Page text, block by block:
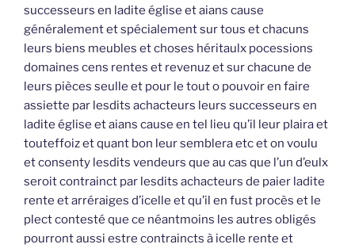
successeurs en ladite église et aians cause
généralement et spécialement sur tous et chacuns
leurs biens meubles et choses héritaulx pocessions
domaines cens rentes et revenuz et sur chacune de
leurs pièces seulle et pour le tout o pouvoir en faire
assiette par lesdits achacteurs leurs successeurs en
ladite église et aians cause en tel lieu qu’il leur plaira et
touteffoiz et quant bon leur semblera etc et on voulu
et consenty lesdits vendeurs que au cas que l’un d’eulx
seroit contrainct par lesdits achacteurs de paier ladite
rente et arréraiges d’icelle et qu’il en fust procès et le
plect contesté que ce néantmoins les autres obligés
pourront aussi estre contraincts à icelle rente et